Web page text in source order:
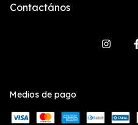
Contactános
Medios de pago